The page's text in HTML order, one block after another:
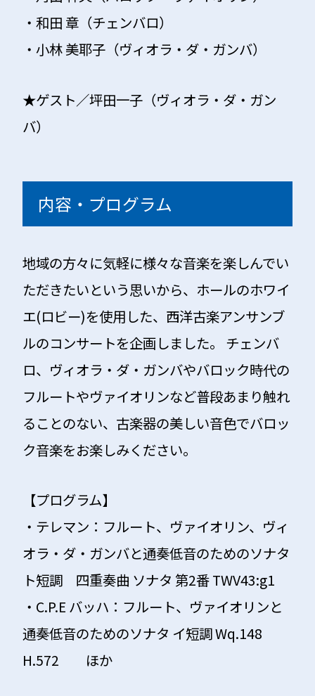
・和田 章（チェンバロ）
・小林 美耶子（ヴィオラ・ダ・ガンバ）
★ゲスト／坪田一子（ヴィオラ・ダ・ガン
バ）
内容・プログラム
地域の方々に気軽に様々な音楽を楽しんでい
ただきたいという思いから、ホールのホワイ
エ(ロビー)を使用した、西洋古楽アンサンブ
ルのコンサートを企画しました。 チェンバ
ロ、ヴィオラ・ダ・ガンバやバロック時代の
フルートやヴァイオリンなど普段あまり触れ
ることのない、古楽器の美しい音色でバロッ
ク音楽をお楽しみください。
【プログラム】
・ テレマン：フルート、ヴァイオリン、ヴィ
オラ・ダ・ガンバと通奏低音のためのソナタ
ト短調 四重奏曲 ソナタ 第2番 TWV43:g1
・C.P.E バッハ：フルート、ヴァイオリンと
通奏低音のためのソナタ イ短調 Wq.148
H.572 ほか